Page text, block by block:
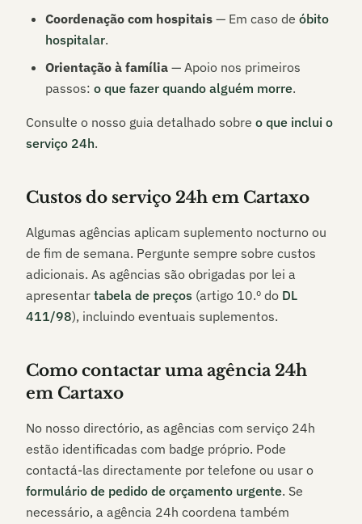
Coordenação com hospitais — Em caso de óbito
hospitalar.
Orientação à família — Apoio nos primeiros
passos: o que fazer quando alguém morre.
Consulte o nosso guia detalhado sobre o que inclui o
serviço 24h.
Custos do serviço 24h em Cartaxo
Algumas agências aplicam suplemento nocturno ou
de fim de semana. Pergunte sempre sobre custos
adicionais. As agências são obrigadas por lei a
apresentar tabela de preços (artigo 10.º do DL
411/98), incluindo eventuais suplementos.
Como contactar uma agência 24h
em Cartaxo
No nosso directório, as agências com serviço 24h
estão identificadas com badge próprio. Pode
contactá-las directamente por telefone ou usar o
formulário de pedido de orçamento urgente. Se
necessário, a agência 24h coordena também